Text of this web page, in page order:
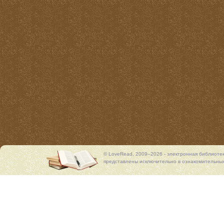
© LoveRead, 2009–2026 - электронная
представлены исключительно в